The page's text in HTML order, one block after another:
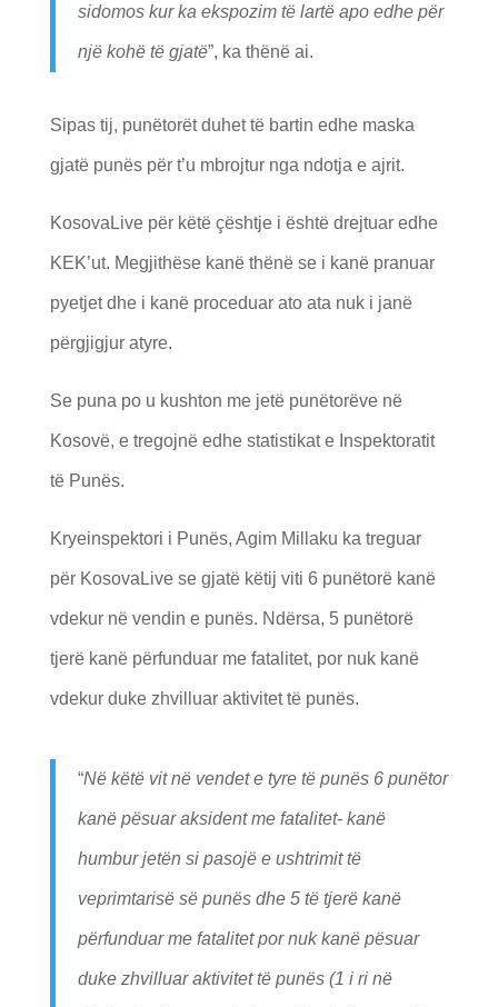
sidomos kur ka ekspozim të lartë apo edhe për
një kohë të gjatë”, ka thënë ai.
Sipas tij, punëtorët duhet të bartin edhe maska
gjatë punës për t’u mbrojtur nga ndotja e ajrit.
KosovaLive për këtë çështje i është drejtuar edhe
KEK’ut. Megjithëse kanë thënë se i kanë pranuar
pyetjet dhe i kanë proceduar ato ata nuk i janë
përgjigjur atyre.
Se puna po u kushton me jetë punëtorëve në
Kosovë, e tregojnë edhe statistikat e Inspektoratit
të Punës.
Kryeinspektori i Punës, Agim Millaku ka treguar
për KosovaLive se gjatë këtij viti 6 punëtorë kanë
vdekur në vendin e punës. Ndërsa, 5 punëtorë
tjerë kanë përfunduar me fatalitet, por nuk kanë
vdekur duke zhvilluar aktivitet të punës.
“Në këtë vit në vendet e tyre të punës 6 punëtor
kanë pësuar aksident me fatalitet- kanë
humbur jetën si pasojë e ushtrimit të
veprimtarisë së punës dhe 5 të tjerë kanë
përfunduar me fatalitet por nuk kanë pësuar
duke zhvilluar aktivitet të punës (1 i ri në